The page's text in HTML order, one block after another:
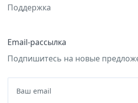
Поддержка
Email-рассылка
Подпишитесь на новые